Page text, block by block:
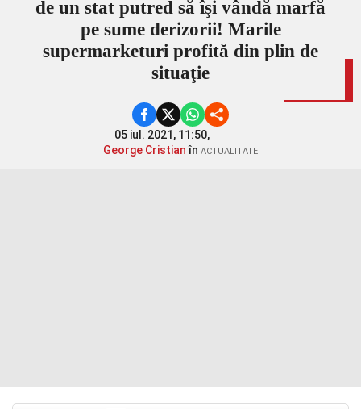
de un stat putred să îşi vândă marfă
pe sume derizorii! Marile
supermarketuri profită din plin de
situaţie
05 iul. 2021, 11:50,
George Cristianîn ACTUALITATE